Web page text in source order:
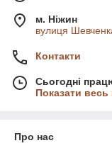
м. Ніжин
вулиця
Контакти
Сьогодні
Показати весь
Про нас